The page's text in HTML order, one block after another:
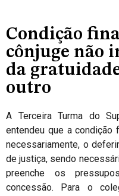
Condição
cônjuge não
da
outro
A Terceira Turma do
entendeu que a condição
necessariamente, o
de justiça, sendo
preenche os
concessão. Para o